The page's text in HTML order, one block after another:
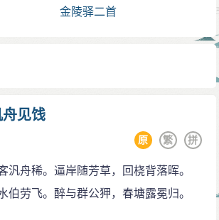
金陵驿二首
见饯
拼
繁
原
汎舟稀。逼岸随芳草，回桡背落晖。
伯劳飞。醉与群公狎，春塘露冕归。